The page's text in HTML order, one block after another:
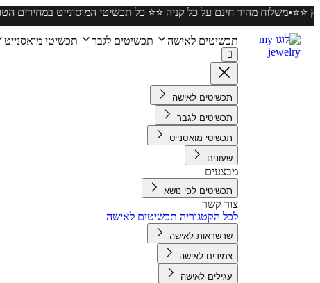
משלוח מהיר חינם על כל קניה ⭐️⭐️ כל תכשיטי•ביותר בארץ ⭐️⭐️
תכשיטים לאישה תכשיטים לגבר תכשיטי מואסנייט
תכשיטים לאישה
תכשיטים לגבר
תכשיטי מואסנייט
שעונים
מבצעים
תכשיטים לפי נושא
צור קשר
לכל הקטגוריה תכשיטים לאישה
שרשראות לאישה
צמידים לאישה
עגילים לאישה